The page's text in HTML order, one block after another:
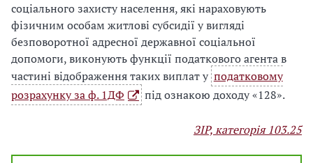
соціального захисту населення, які нараховують
фізичним особам житлові субсидії у вигляді
безповоротної адресної державної соціальної
допомоги, виконують функції податкового агента в
частині відображення таких виплат у податковому
розрахунку за ф. 1ДФ
під ознакою доходу «128».
ЗІР, категорія 103.25